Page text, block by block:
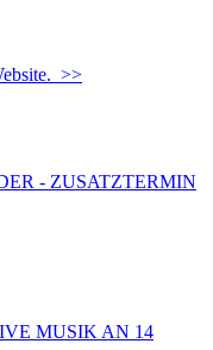
>>
- ZUSATZTERMIN
MUSIK AN 14